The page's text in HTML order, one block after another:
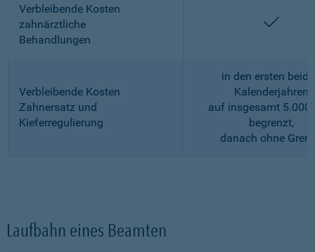
Verbleibende Kosten
zahnärztliche
Behandlungen
Verbleibende Kosten
Zahnersatz und
Kieferregulierung
in den ersten
Kalenderjahren
auf insgesamt 5.000
begrenzt,
danach ohne
Laufbahn eines Beamten